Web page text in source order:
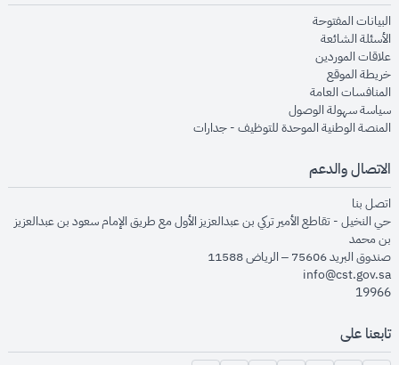
البيانات المفتوحةopens in new window
الأسئلة الشائعةopens in new window
علاقات الموردينopens in new window
خريطة الموقعopens in new window
المنافسات العامةopens in new window
سياسة سهولة الوصولopens in new window
المنصة الوطنية الموحدة للتوظيف - جداراتopens in new window
الاتصال والدعم
اتصل بنا
حي النخيل - تقاطع الأمير تركي بن عبدالعزيز الأول مع طريق الإمام سعود بن عبدالعزيز
بن محمد
صندوق البريد 75606 – الرياض 11588
info@cst.gov.sa
19966
تابعنا على